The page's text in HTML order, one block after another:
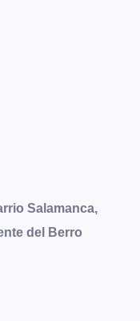
Salamanca,
del Berro